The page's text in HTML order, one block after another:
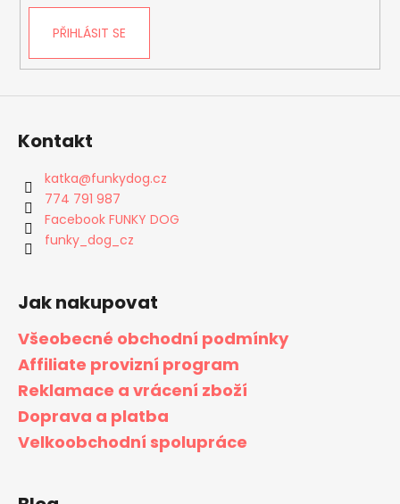
PŘIHLÁSIT SE
Kontakt
katka@funkydog.cz
774 791 987
Facebook FUNKY DOG
funky_dog_cz
Jak nakupovat
Všeobecné obchodní podmínky
Affiliate provizní program
Reklamace a vrácení zboží
Doprava a platba
Velkoobchodní spolupráce